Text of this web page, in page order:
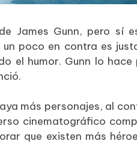
James Gunn, pero sí
poco en contra es
el humor. Gunn lo
más personajes, al
cinematográfico
que existen más